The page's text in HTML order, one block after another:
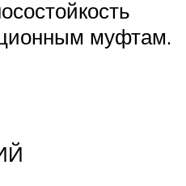
муфтам.